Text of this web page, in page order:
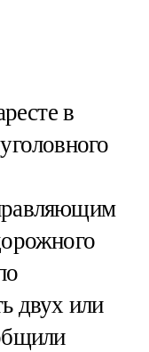
в
двух или